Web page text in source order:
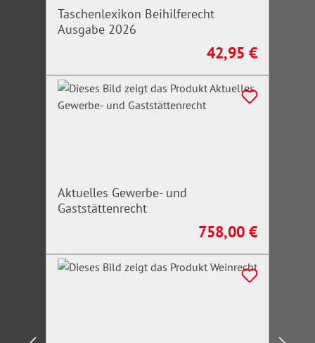
Taschenlexikon Beihilferecht
Ausgabe 2026
Regulärer Preis:
42,95 €
Aktuelles Gewerbe- und
Gaststättenrecht
Regulärer Preis:
758,00 €